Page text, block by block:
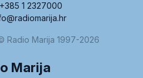
1 2327000
Radio Marija 1997-2026
Marija